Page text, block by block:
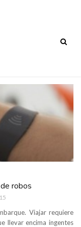
robos
Viajar requiere
llevar encima ingentes